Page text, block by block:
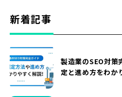
新着記事
製造業のSEO対策
定と進め方をわか